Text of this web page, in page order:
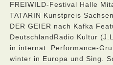
FREIWILD-Festival Halle
TATARIN Kunstpreis
DER GEIER nach Kafka
DeutschlandRadio Kultur
in internat. Performance-
winter in Europa und Sing.